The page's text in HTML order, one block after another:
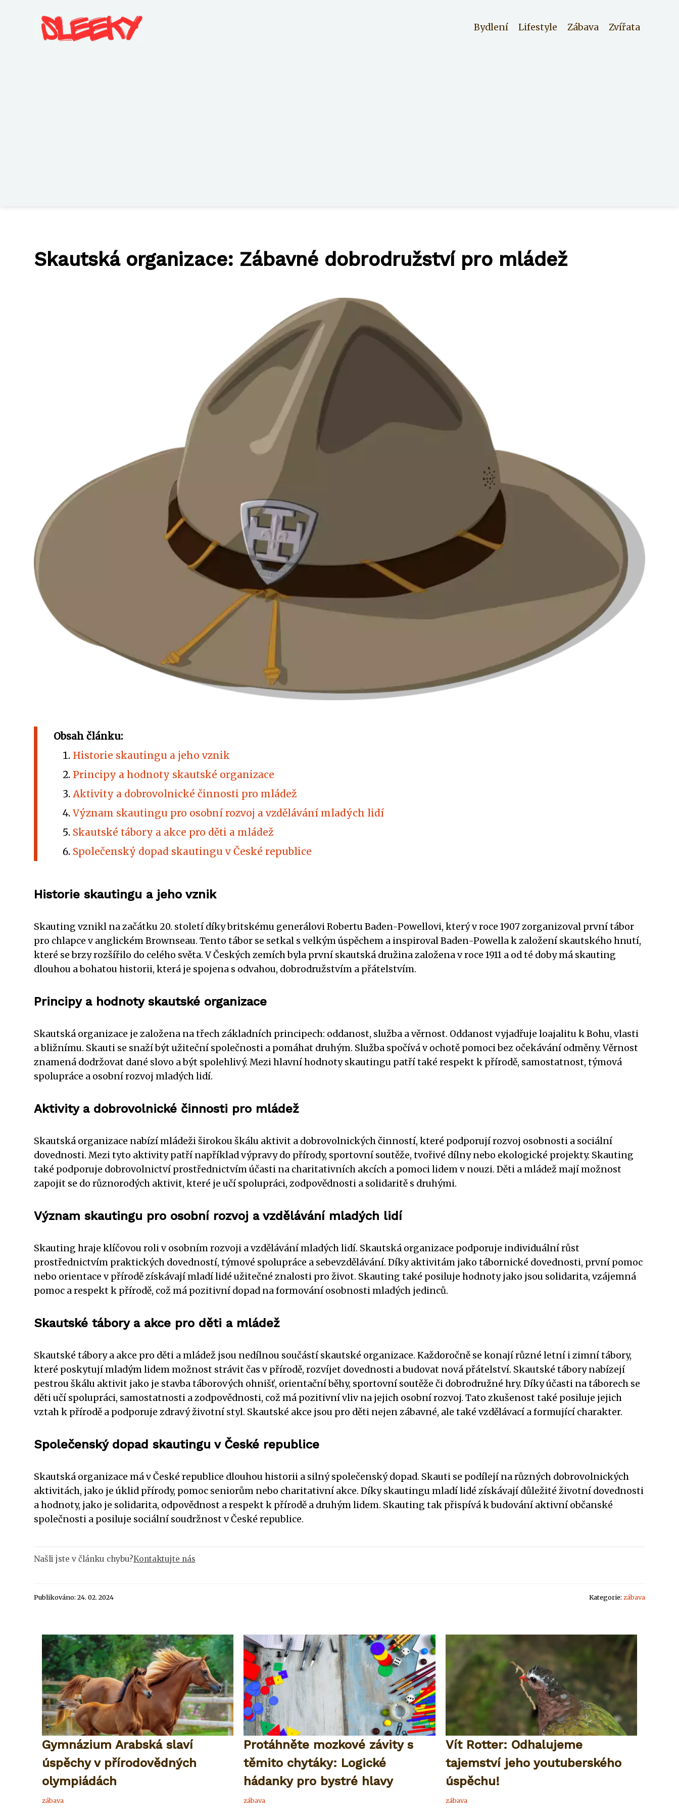
Bydlení Lifestyle Zábava Zvířata
Skautská organizace: Zábavné dobrodružství pro mládež
Obsah článku:
Historie skautingu a jeho vznik
Principy a hodnoty skautské organizace
Aktivity a dobrovolnické činnosti pro mládež
Význam skautingu pro osobní rozvoj a vzdělávání mladých lidí
Skautské tábory a akce pro děti a mládež
Společenský dopad skautingu v České republice
Historie skautingu a jeho vznik
Skauting vznikl na začátku 20. století díky britskému generálovi Robertu Baden-Powellovi, který v roce 1907 zorganizoval první tábor
pro chlapce v anglickém Brownseau. Tento tábor se setkal s velkým úspěchem a inspiroval Baden-Powella k založení skautského hnutí,
které se brzy rozšířilo do celého světa. V Českých zemích byla první skautská družina založena v roce 1911 a od té doby má skauting
dlouhou a bohatou historii, která je spojena s odvahou, dobrodružstvím a přátelstvím.
Principy a hodnoty skautské organizace
Skautská organizace je založena na třech základních principech: oddanost, služba a věrnost. Oddanost vyjadřuje loajalitu k Bohu, vlasti
a bližnímu. Skauti se snaží být užiteční společnosti a pomáhat druhým. Služba spočívá v ochotě pomoci bez očekávání odměny. Věrnost
znamená dodržovat dané slovo a být spolehlivý. Mezi hlavní hodnoty skautingu patří také respekt k přírodě, samostatnost, týmová
spolupráce a osobní rozvoj mladých lidí.
Aktivity a dobrovolnické činnosti pro mládež
Skautská organizace nabízí mládeži širokou škálu aktivit a dobrovolnických činností, které podporují rozvoj osobnosti a sociální
dovednosti. Mezi tyto aktivity patří například výpravy do přírody, sportovní soutěže, tvořivé dílny nebo ekologické projekty. Skauting
také podporuje dobrovolnictví prostřednictvím účasti na charitativních akcích a pomoci lidem v nouzi. Děti a mládež mají možnost
zapojit se do různorodých aktivit, které je učí spolupráci, zodpovědnosti a solidaritě s druhými.
Význam skautingu pro osobní rozvoj a vzdělávání mladých lidí
Skauting hraje klíčovou roli v osobním rozvoji a vzdělávání mladých lidí. Skautská organizace podporuje individuální růst
prostřednictvím praktických dovedností, týmové spolupráce a sebevzdělávání. Díky aktivitám jako tábornické dovednosti, první pomoc
nebo orientace v přírodě získávají mladí lidé užitečné znalosti pro život. Skauting také posiluje hodnoty jako jsou solidarita, vzájemná
pomoc a respekt k přírodě, což má pozitivní dopad na formování osobnosti mladých jedinců.
Skautské tábory a akce pro děti a mládež
Skautské tábory a akce pro děti a mládež jsou nedílnou součástí skautské organizace. Každoročně se konají různé letní i zimní tábory,
které poskytují mladým lidem možnost strávit čas v přírodě, rozvíjet dovednosti a budovat nová přátelství. Skautské tábory nabízejí
pestrou škálu aktivit jako je stavba táborových ohnišť, orientační běhy, sportovní soutěže či dobrodružné hry. Díky účasti na táborech se
děti učí spolupráci, samostatnosti a zodpovědnosti, což má pozitivní vliv na jejich osobní rozvoj. Tato zkušenost také posiluje jejich
vztah k přírodě a podporuje zdravý životní styl. Skautské akce jsou pro děti nejen zábavné, ale také vzdělávací a formující charakter.
Společenský dopad skautingu v České republice
Skautská organizace má v České republice dlouhou historii a silný společenský dopad. Skauti se podílejí na různých dobrovolnických
aktivitách, jako je úklid přírody, pomoc seniorům nebo charitativní akce. Díky skautingu mladí lidé získávají důležité životní dovednosti
a hodnoty, jako je solidarita, odpovědnost a respekt k přírodě a druhým lidem. Skauting tak přispívá k budování aktivní občanské
společnosti a posiluje sociální soudržnost v České republice.
Našli jste v článku chybu?Kontaktujte nás
Publikováno: 24. 02. 2024 Kategorie: zábava
Gymnázium Arabská slaví
úspěchy v přírodovědných
olympiádách
zábava
Protáhněte mozkové závity s
těmito chytáky: Logické
hádanky pro bystré hlavy
zábava
Vít Rotter: Odhalujeme
tajemství jeho youtuberského
úspěchu!
zábava